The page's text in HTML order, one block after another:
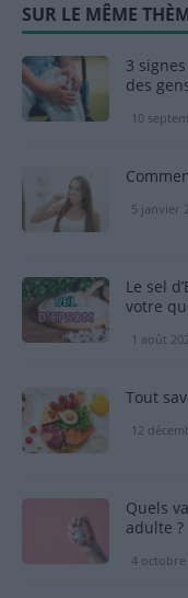
SUR LE MÊME
3
des
10
5 janvier
Le sel
votre
1 août
Tout
12
Quels
adulte ?
4 octobre